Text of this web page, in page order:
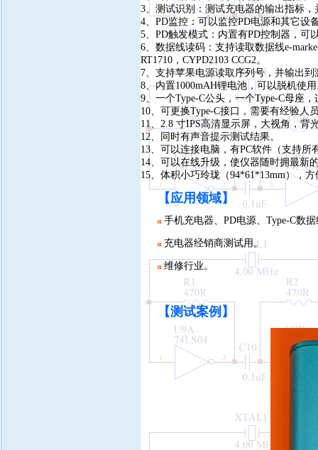
3、测试识别：测试充电器的输出指标
4、PD监控：可以监控PD电源和其它设
5、PD触发模式：内置有PD控制器，可
6、数据线读码：支持读取数据线e-
RT1710，CYPD2103 CCG2。
7、支持苹果电源读取序列号，并输出
8、内置1000mAH锂电池，可以脱机使
9、一个Type-C公头，一个Type-C母座
10、可更换Type-C接口，需要有经验人
11、2.8 寸IPS高清显示屏，大视角，背
12、同时有声音提示测试结果。
13、可以连接电脑，有PC软件（支持所
14、可以在线升级，使仪器随时拥最新
15、体积小巧玲珑（94*61*13mm），
【应用领域】
手机充电器、PD电源、Type-C数
充电器经销商测试用。
维修行业。
【测试案例】